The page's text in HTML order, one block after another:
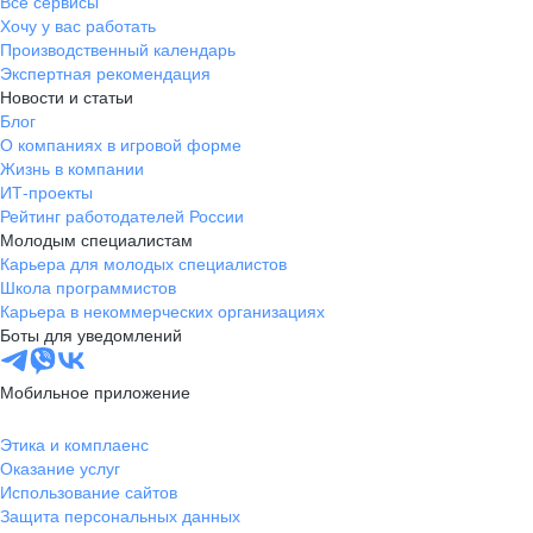
Если документы полностью или частично составлены
на иностранном языке, предоставьте, пожалуйста, заверенный
перевод на русский язык. Также для всех иностранных
поставщиков и подрядчиков нужна справка о резидентстве
с апостилем и перевод — чтобы избежать двойного
налогообложения.
Хочу у вас работать
Производственный календарь
Экспертная рекомендация
Новости и статьи
Блог
О компаниях в игровой форме
Жизнь в компании
ИТ-проекты
Рейтинг работодателей России
Молодым специалистам
Карьера для молодых специалистов
Школа программистов
Карьера в некоммерческих организациях
Боты для уведомлений
Мобильное приложение
Этика и комплаенс
Оказание услуг
Использование сайтов
Защита персональных данных